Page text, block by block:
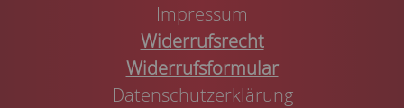
Impressum
Widerrufsrecht
Widerrufsformular
Datenschutzerklärung